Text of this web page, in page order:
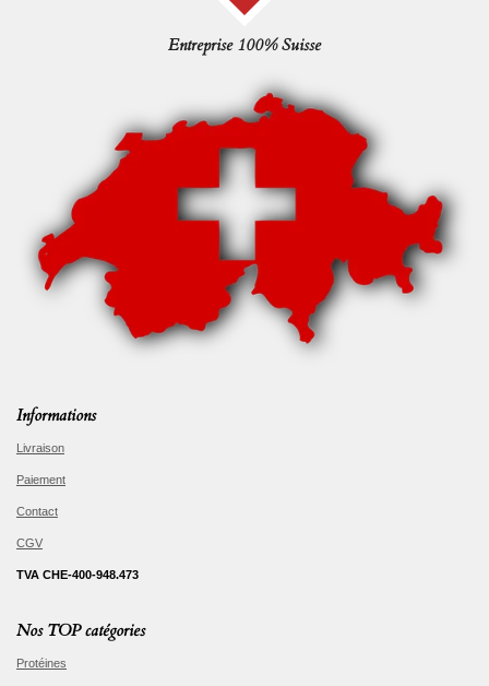
Entreprise 100% Suisse
Informations
Livraison
Paiement
Contact
CGV
TVA CHE-400-948.473
Nos TOP catégories
Protéines